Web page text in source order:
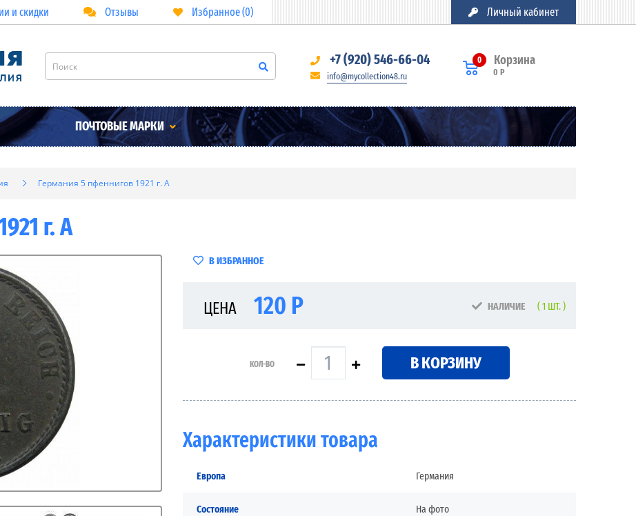
и скидки Отзывы Избранное (0) Личный кабинет
+7 (920) 546-66-04
info@mycollection48.ru
Корзина
0
0 Р
ПОЧТОВЫЕ МАРКИ
Германия 5 пфеннигов 1921 г. A
г. A
В ИЗБРАННОЕ
ЦЕНА 120 Р НАЛИЧИЕ ( 1 ШТ. )
КОЛ-ВО В КОРЗИНУ
Характеристики товара
Европа Германия
Состояние На фото